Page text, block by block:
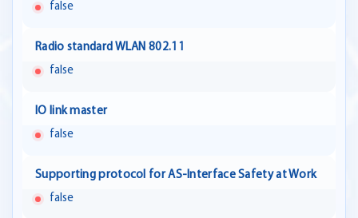
false
Radio standard WLAN 802.11
false
IO link master
false
Supporting protocol for AS-Interface Safety at Work
false